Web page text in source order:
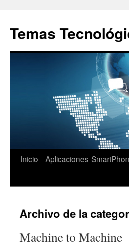
contenido
Temas
Inicio Aplicaciones
Archivo de la
Machine to Machine